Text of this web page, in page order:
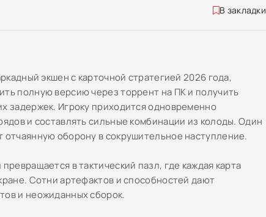
В закладки
экшен с карточной стратегией 2026 года,
полную версию через торрент на ПК и получить
задержек. Игроку приходится одновременно
и составлять сильные комбинации из колоды. Один
отчаянную оборону в сокрушительное наступление.
в тактический пазл, где каждая карта
Сотни артефактов и способностей дают
и неожиданных сборок.